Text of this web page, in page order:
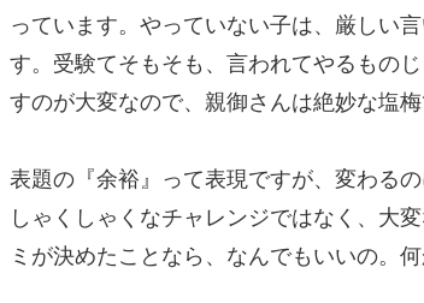
っています。やっていない子は、厳しい
す。受験てそもそも、言われてやるもの
すのが大変なので、親御さんは絶妙な塩
表題の『余裕』って表現ですが、変わる
しゃくしゃくなチャレンジではなく、大
ミが決めたことなら、なんでもいいの。何